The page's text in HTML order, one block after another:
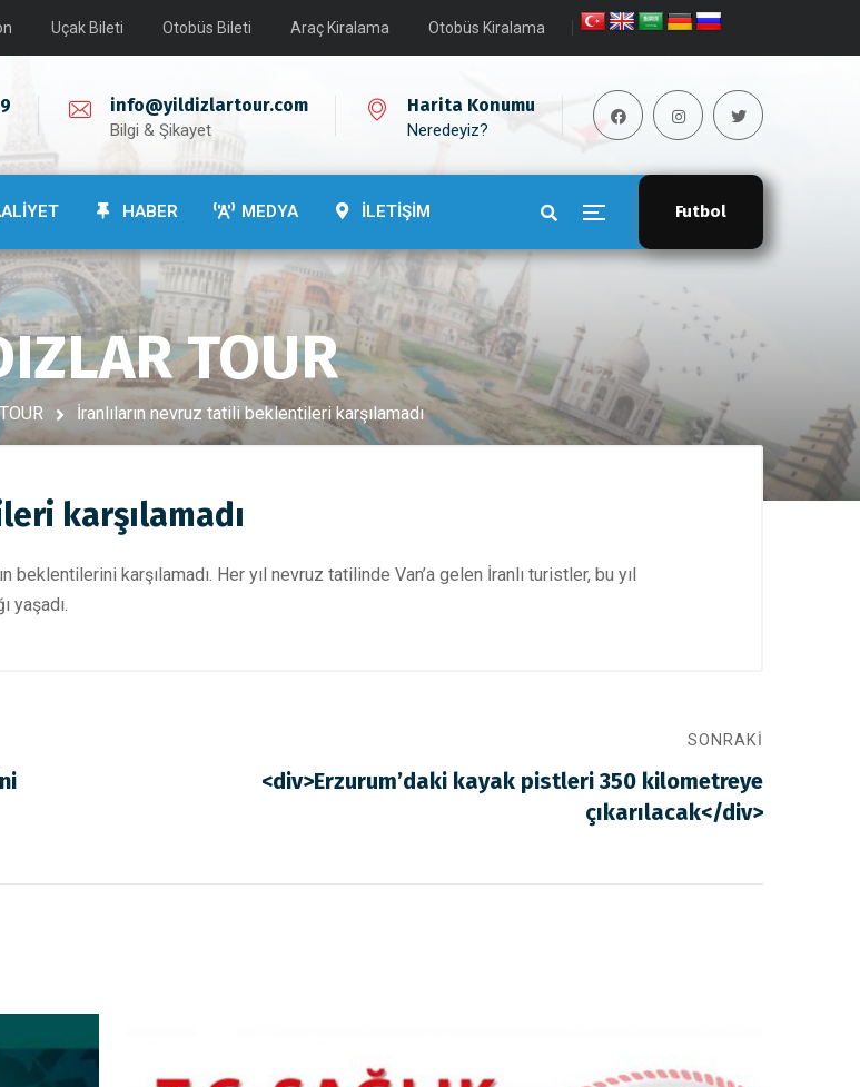
Uçak Bileti Otobüs Bileti Araç Kiralama Otobüs Kiralama
info@yildizlartour.com
Bilgi & Şikayet
Harita Konumu
Neredeyiz?
Futbol
HABER MEDYA İLETİŞİM
TOUR
İranlıların nevruz tatili beklentileri karşılamadı
karşılamadı
beklentilerini karşılamadı. Her yıl nevruz tatilinde Van’a gelen İranlı turistler, bu yıl
yaşadı.
SONRAKI
<div>Erzurum’daki kayak pistleri 350 kilometreye
çıkarılacak</div>